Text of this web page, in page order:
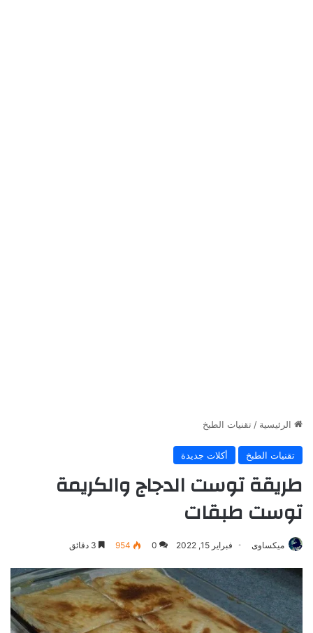
الرئيسية / تقنيات الطبخ
تقنيات الطبخ أكلات جديدة
طريقة توست الدجاج والكريمة
توست طبقات
ميكساوى فبراير 15, 2022 0
954